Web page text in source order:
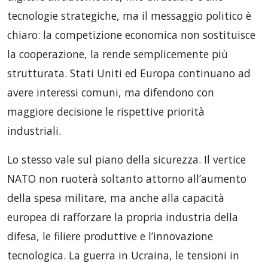
tecnologie strategiche, ma il messaggio politico è
chiaro: la competizione economica non sostituisce
la cooperazione, la rende semplicemente più
strutturata. Stati Uniti ed Europa continuano ad
avere interessi comuni, ma difendono con
maggiore decisione le rispettive priorità
industriali.
Lo stesso vale sul piano della sicurezza. Il vertice
NATO non ruoterà soltanto attorno all’aumento
della spesa militare, ma anche alla capacità
europea di rafforzare la propria industria della
difesa, le filiere produttive e l’innovazione
tecnologica. La guerra in Ucraina, le tensioni in